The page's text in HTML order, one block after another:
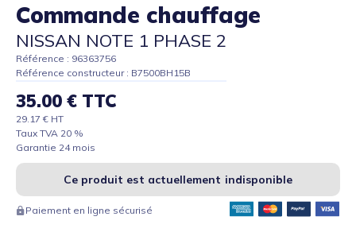
Commande chauffage
NISSAN NOTE 1 PHASE 2
Référence : 96363756
Référence constructeur : B7500BH15B
35.00 € TTC
29.17 € HT
Taux TVA 20 %
Garantie 24 mois
Ce produit est actuellement indisponible
Paiement en ligne sécurisé